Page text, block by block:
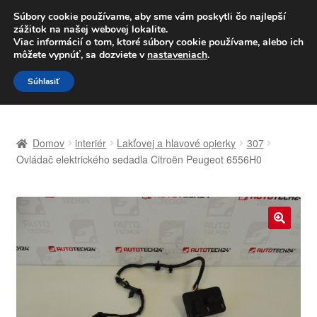
DOPRAVA od 6 EUR
Po–Pi 09:00–16:00 233 221 276
Preskočiť
na
navigáciu
Preskočiť
na
obsah
Celosvetová preprava
Košík
Domov interiér Lakťovej a hlavové opierky
307
Ovládač elektrického sedadla Citroën Peugeot 6556H0
Súbory cookie používame, aby sme vám poskytli čo najlepší
zážitok na našej webovej lokalite.
Viac informácií o tom, ktoré súbory cookie používame, alebo ich
môžete vypnúť, sa dozviete v nastaveniach.
Súhlasiť